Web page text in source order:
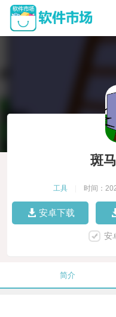
斑
工具 时间：
安卓下载
安
简介